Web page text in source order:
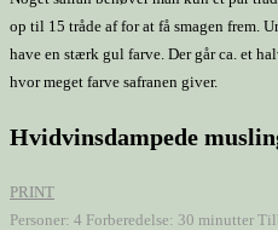
op til 15 tråde af for at få smagen frem.
have en stærk gul farve. Der går ca. et
hvor meget farve safranen giver.
Hvidvinsdampede
PRINT
Personer: 4 Forberedelse: 30 minutter